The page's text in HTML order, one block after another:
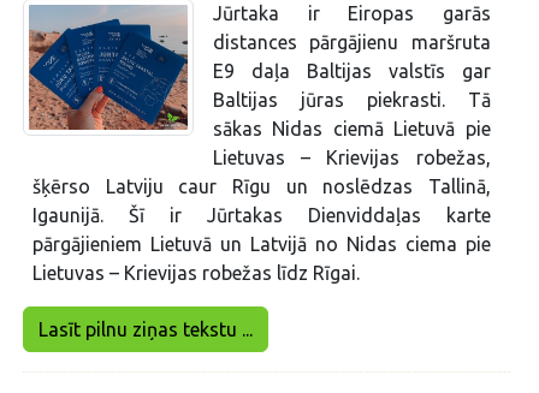
Jūrtaka ir Eiropas garās
distances pārgājienu maršruta
E9 daļa Baltijas valstīs gar
Baltijas jūras piekrasti. Tā
sākas Nidas ciemā Lietuvā pie
Lietuvas – Krievijas robežas,
šķērso Latviju caur Rīgu un noslēdzas Tallinā,
Igaunijā. Šī ir Jūrtakas Dienviddaļas karte
pārgājieniem Lietuvā un Latvijā no Nidas ciema pie
Lietuvas – Krievijas robežas līdz Rīgai.
Lasīt pilnu ziņas tekstu ...